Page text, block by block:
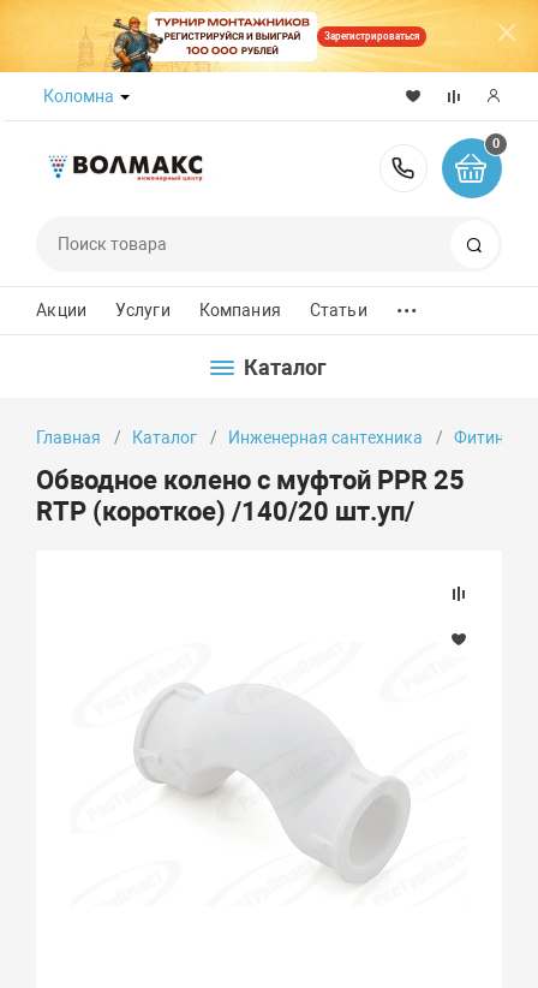
Зарегистрироваться
Коломна
8 (800)
0
Акции Услуги Компания Статьи ...
Каталог
Главная Каталог Инженерная сантехника Фитинги
Обводное колено с муфтой PPR 25
RTP (короткое) /140/20 шт.уп/